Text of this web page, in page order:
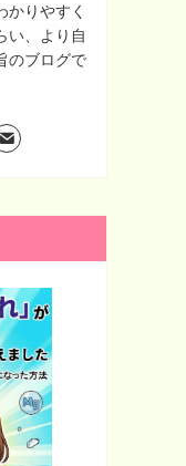
かりやすく
い、より自
のブログで